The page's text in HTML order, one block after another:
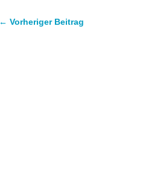
← Vorheriger Beitrag